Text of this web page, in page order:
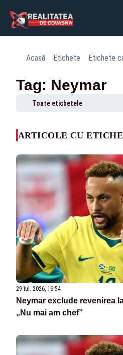
Acasă Etichete Etichete
Tag: Neymar
Toate etichetele
ARTICOLE CU
29 iul. 2026, 16:54
Neymar exclude revenirea
„Nu mai am chef”